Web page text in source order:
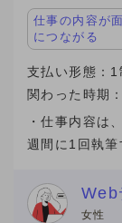
仕事の内容が
につながる
支払い形態：
関わった時期
・仕事内容は
週間に1回執筆
なってサポー
グやSNSで文
Web
女性